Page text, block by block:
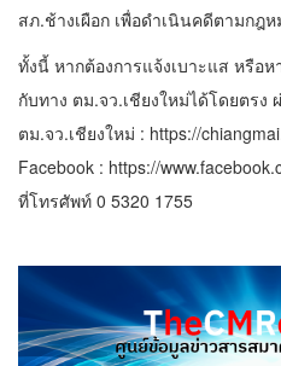
สภ.ช้างเผือก เพื่อดำเนินคดีตามกฎ
ทั้งนี้ หากต้องการแจ้งเบาะแส หรือ
กับทาง ตม.จว.เชียงใหม่ได้โดยตรง
ตม.จว.เชียงใหม่ : https://
Facebook : https://
ที่โทรศัพท์ 0 5320 1755